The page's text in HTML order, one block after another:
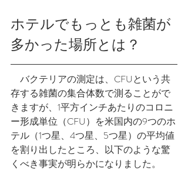
ホテルでもっとも雑菌が
多かった場所とは？
バクテリアの測定は、CFUという共
存する雑菌の集合体数で測ることがで
きますが、1平方インチあたりのコロニ
ー形成単位（CFU）を米国内の9つのホ
テル（1つ星、4つ星、5つ星）の平均値
を割り出したところ、以下のような驚
くべき事実が明らかになりました。